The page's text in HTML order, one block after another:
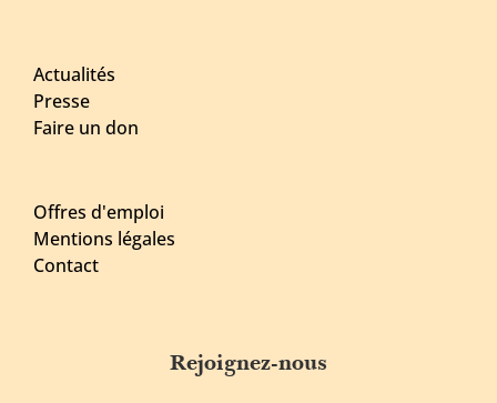
Actualités
Presse
Faire un don
Offres d'emploi
Mentions légales
Contact
Rejoignez-nous